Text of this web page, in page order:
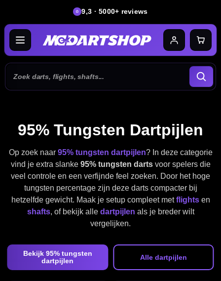
9,3 · 5000+ reviews
95% Tungsten Dartpijlen
Op zoek naar 95% tungsten dartpijlen? In deze categorie
vind je extra slanke 95% tungsten dartsvoor spelers die
veel controle en een verfijnde feel zoeken. Door het hoge
tungsten percentage zijn deze darts compacter bij
hetzelfde gewicht. Maak je setup compleet metflightsen
shafts, of bekijk alle dartpijlen als je breder wilt
vergelijken.
Bekijk 95% tungsten
dartpijlen
Alle dartpijlen